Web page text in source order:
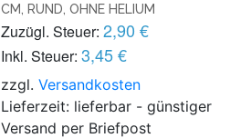
CM, RUND, OHNE HELIUM
Zuzügl. Steuer: 2,90 €
Inkl. Steuer: 3,45 €
zzgl.Versandkosten
Lieferzeit: lieferbar - günstiger
Versand per Briefpost